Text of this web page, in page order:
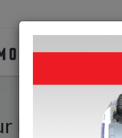
Métallique